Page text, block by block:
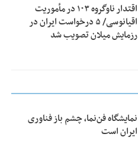
اقتدار ناوگروه ۱۰۳ در مأموریت‌
اقیانوسی/ ۵ درخواست ایران در
رزمایش میلان تصویب شد
نمایشگاه فن‌نما، چشم باز فناوری
ایران است